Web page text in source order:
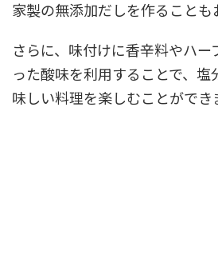
家製の無添加だしを作ることも
さらに、味付けに香辛料やハー
った酸味を利用することで、塩
味しい料理を楽しむことができ